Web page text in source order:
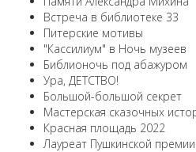
Встреча в библиотеке 33
Питерские мотивы
"Кассилиум" в Ночь музеев
Библионочь под абажуром
Ура, ДЕТСТВО!
Большой-большой секрет
Мастерская сказочных
Красная площадь 2022
Лауреат Пушкинской